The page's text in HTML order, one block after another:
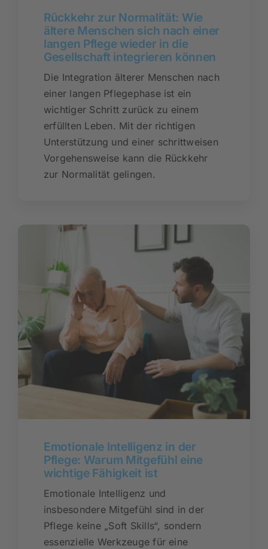
Rückkehr zur Normalität: Wie
ältere Menschen sich nach einer
langen Pflege wieder in die
Gesellschaft integrieren können
Die Integration älterer Menschen nach
einer langen Pflegephase ist ein
wichtiger Schritt zurück zu einem
erfüllten Leben. Mit der richtigen
Unterstützung und einer schrittweisen
Vorgehensweise kann die Rückkehr
zur Normalität gelingen.
Emotionale Intelligenz in der
Pflege: Warum Mitgefühl eine
wichtige Fähigkeit ist
Emotionale Intelligenz und
insbesondere Mitgefühl sind in der
Pflege keine „Soft Skills“, sondern
essenzielle Werkzeuge für eine